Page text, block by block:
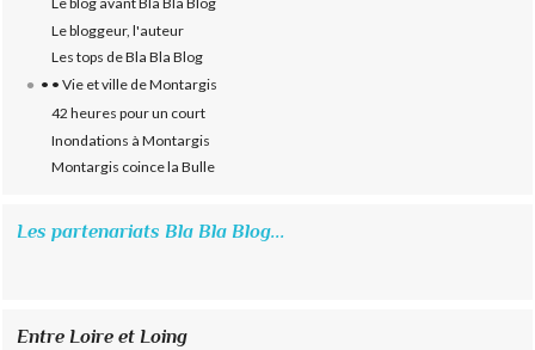
Le bloggeur, l'auteur
Les tops de Bla Bla Blog
• • Vie et ville de Montargis
42 heures pour un court
Inondations à Montargis
Montargis coince la Bulle
Les partenariats Bla Bla Blog...
Entre Loire et Loing